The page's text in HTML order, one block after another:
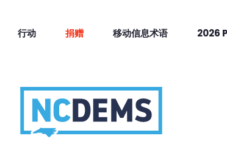
行动 捐赠 移动信息术语 2026